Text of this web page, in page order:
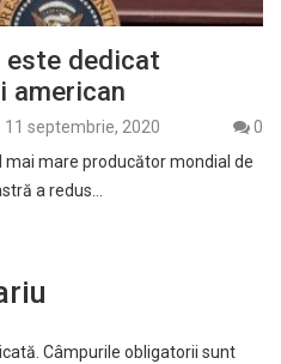
este dedicat
american
11 septembrie, 2020
0
mai mare producător mondial de
a redus…
Câmpurile obligatorii sunt